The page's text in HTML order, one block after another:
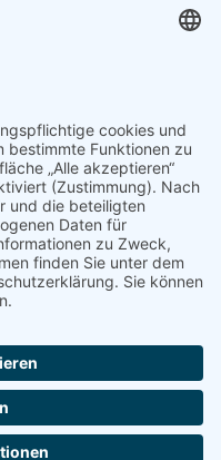
Betriebssystem Datenschutz
Suchmaschine -